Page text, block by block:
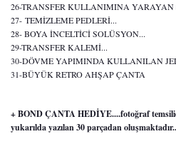
26-TRANSFER KULLANIMINA YARAYAN
27- TEMİZLEME PEDLERİ...
28- BOYA İNCELTİCİ SOLÜSYON...
29-TRANSFER KALEMİ...
30-DÖVME YAPIMINDA KULLANILAN
31-BÜYÜK RETRO AHŞAP ÇANTA
+ BOND ÇANTA HEDİYE....fotoğraf
yukarılda yazılan 30 parçadan